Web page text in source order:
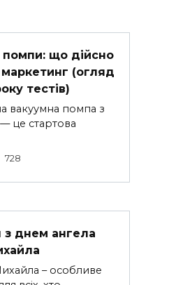
що дійсно
(огляд
тестів)
вакуумна помпа з
це стартова
728
з днем ангела
– особливе